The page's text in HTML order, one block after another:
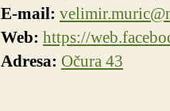
E-mail:
Web: https://
Adresa: Očura 43